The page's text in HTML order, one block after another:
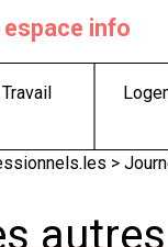
espace info
Travail
>